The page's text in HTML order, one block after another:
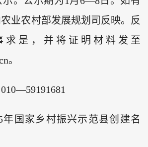
业农村部发展规划司反映。反
求是，并将证明材料发至
。
年国家乡村振兴示范县创建名